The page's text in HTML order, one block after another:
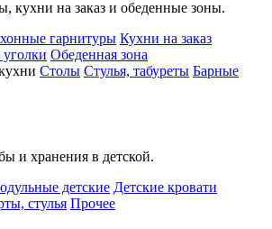
кухни на заказ и обеденные зоны.
гарнитуры Кухни на заказ
Обеденная зона
Столы Стулья, табуреты Барные
и хранения в детской.
детские Детские кровати
стулья Прочее